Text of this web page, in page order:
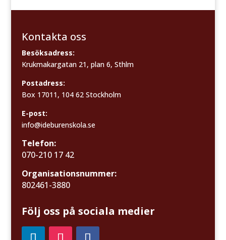
Kontakta oss
Besöksadress:
Krukmakargatan 21, plan 6, Sthlm
Postadress:
Box 17011, 104 62 Stockholm
E-post:
info@ideburenskola.se
Telefon:
070-210 17 42
Organisationsnummer:
802461-3880
Följ oss på sociala medier